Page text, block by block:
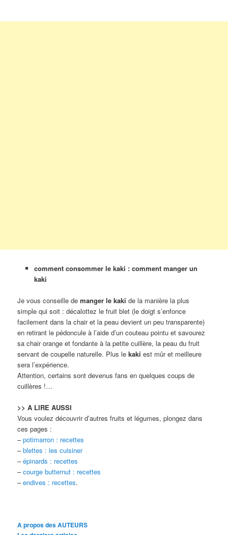
comment consommer le kaki : comment manger un
kaki
Je vous conseille demanger le kaki de la manière la plus
simple qui soit : décalottez le fruit blet (le doigt s’enfonce
facilement dans la chair et la peau devient un peu transparente)
en retirant le pédoncule à l’aide d’un couteau pointu et savourez
sa chair orange et fondante à la petite cuillère, la peau du fruit
servant de coupelle naturelle. Plus lekaki est mûr et meilleure
sera l’expérience.
Attention, certains sont devenus fans en quelques coups de
cuillères !…
>> A LIRE AUSSI
Vous voulez découvrir d’autres fruits et légumes, plongez dans
ces pages :
–potimarron : recettes
–blettes : les cuisiner
–épinards : recettes
–courge butternut : recettes
–endives : recettes.
A propos des AUTEURS